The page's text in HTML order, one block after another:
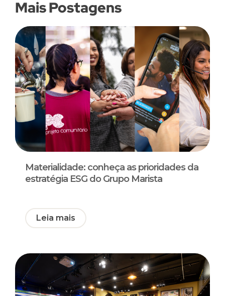
Mais Postagens
Materialidade: conheça as prioridades da
estratégia ESG do Grupo Marista
Leia mais